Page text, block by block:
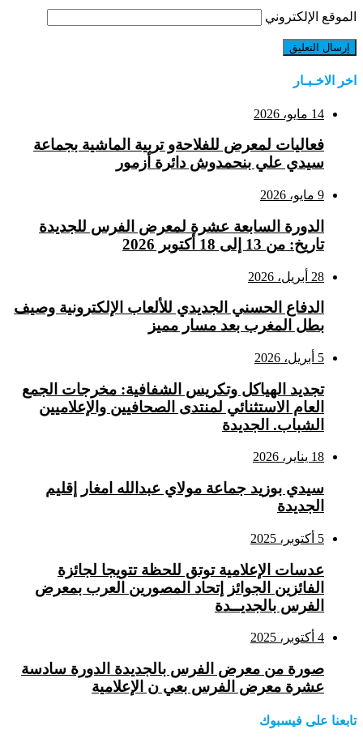
الموقع الإلكتروني
اخر الاخـبـار
14 مايو، 2026
فعاليات لمعرض للفلاحةو تربية الماشية بجماعة
سيدي علي بنحمدوش دائرة أزمور
9 مايو، 2026
الدورة السابعة عشرة لمعرض الفرس للجديدة
تاريخ: من 13 إلى 18 أكتوبر 2026
28 أبريل، 2026
الدفاع الحسني الجديدي للألعاب الإلكترونية وصيف
بطل المغرب بعد مسار مميز
5 أبريل، 2026
تجديد الهياكل وتكريس الشفافية: مخرجات الجمع
العام الاستثنائي لمنتدى الصحافيين والإعلاميين
الشباب. الجديدة
18 يناير، 2026
سيدي بوزيد جماعة مولاي عبدالله امغار إقليم
الجديدة
5 أكتوبر، 2025
عدسات الإعلامية توتق للحظة تتويجا لجائزة
الفائزين الجوائز إتحاد المصورين العرب بمعرض
الفرس بالجديــدة
4 أكتوبر، 2025
صورة من معرض الفرس بالجديدة الدورة سادسة
عشرة معرض الفرس بعي ن الإعلامية
تابعنا على فيسبوك